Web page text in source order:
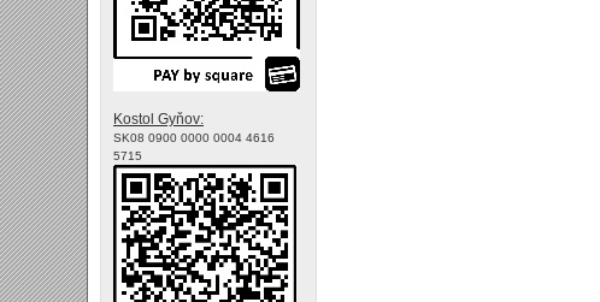
Kostol Gyňov:
SK08 0900 0000 0004 4616
5715